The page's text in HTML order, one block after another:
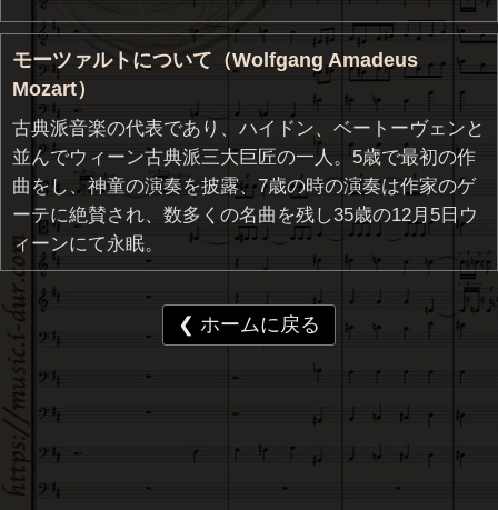
モーツァルトについて（Wolfgang Amadeus
Mozart）
古典派音楽の代表であり、ハイドン、ベートーヴェンと
並んでウィーン古典派三大巨匠の一人。5歳で最初の作
曲をし、神童の演奏を披露、7歳の時の演奏は作家のゲ
ーテに絶賛され、数多くの名曲を残し35歳の12月5日ウ
ィーンにて永眠。
❮ ホームに戻る